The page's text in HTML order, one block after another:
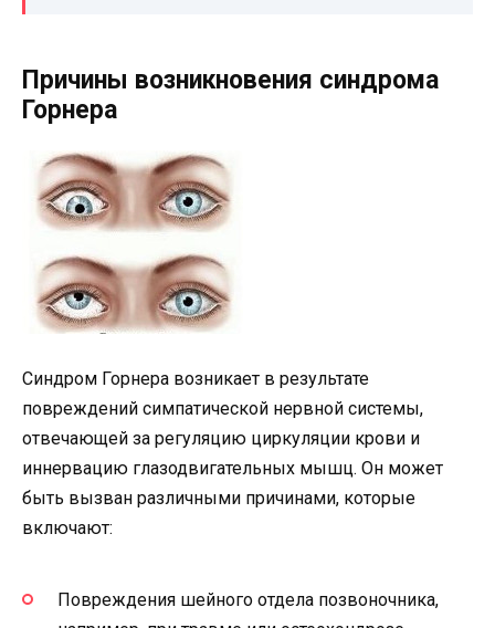
Причины возникновения синдрома
Горнера
Синдром Горнера возникает в результате
повреждений симпатической нервной системы,
отвечающей за регуляцию циркуляции крови и
иннервацию глазодвигательных мышц. Он может
быть вызван различными причинами, которые
включают:
Повреждения шейного отдела позвоночника,